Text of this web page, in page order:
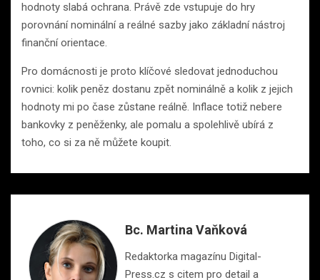
hodnoty slabá ochrana. Právě zde vstupuje do hry
porovnání nominální a reálné sazby jako základní nástroj
finanční orientace.
Pro domácnosti je proto klíčové sledovat jednoduchou
rovnici: kolik peněz dostanu zpět nominálně a kolik z jejich
hodnoty mi po čase zůstane reálně. Inflace totiž nebere
bankovky z peněženky, ale pomalu a spolehlivě ubírá z
toho, co si za ně můžete koupit.
Bc. Martina Vaňková
Redaktorka magazínu Digital-
Press.cz s citem pro detail a